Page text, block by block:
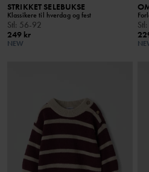
STRIKKET SELEBUKSE
Klassikere til hverdag og fest
Stl: 56-92
249 kr
NEW
Stl: